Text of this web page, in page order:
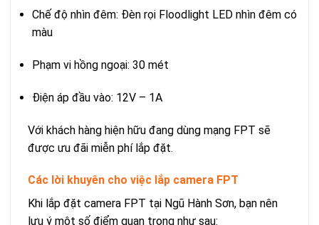
Chế độ nhìn đêm: Đèn rọi Floodlight LED nhìn đêm có
màu
Phạm vi hồng ngoại: 30 mét
Điện áp đầu vào: 12V – 1A
Với khách hàng hiện hữu đang dùng mạng FPT sẽ
được ưu đãi miễn phí lắp đặt.
Các lời khuyên cho việc lắp camera FPT
Khi lắp đặt camera FPT tại Ngũ Hành Sơn, bạn nên
lưu ý một số điểm quan trọng như sau: